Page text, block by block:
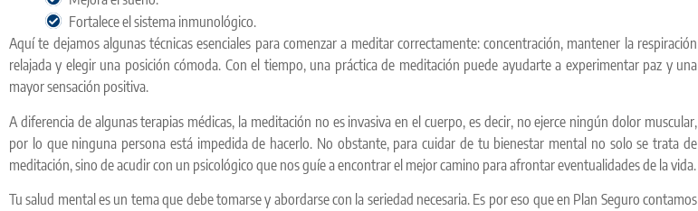
Fortalece el sistema inmunológico.
Aquí te dejamos algunas técnicas esenciales para comenzar a meditar correctamente: concentración, mantener la respiración
relajada y elegir una posición cómoda. Con el tiempo, una práctica de meditación puede ayudarte a experimentar paz y una
mayor sensación positiva.
A diferencia de algunas terapias médicas, la meditación no es invasiva en el cuerpo, es decir, no ejerce ningún dolor muscular,
por lo que ninguna persona está impedida de hacerlo. No obstante, para cuidar de tu bienestar mental no solo se trata de
meditación, sino de acudir con un psicológico que nos guíe a encontrar el mejor camino para afrontar eventualidades de la vida.
Tu salud mental es un tema que debe tomarse y abordarse con la seriedad necesaria. Es por eso que en Plan Seguro contamos